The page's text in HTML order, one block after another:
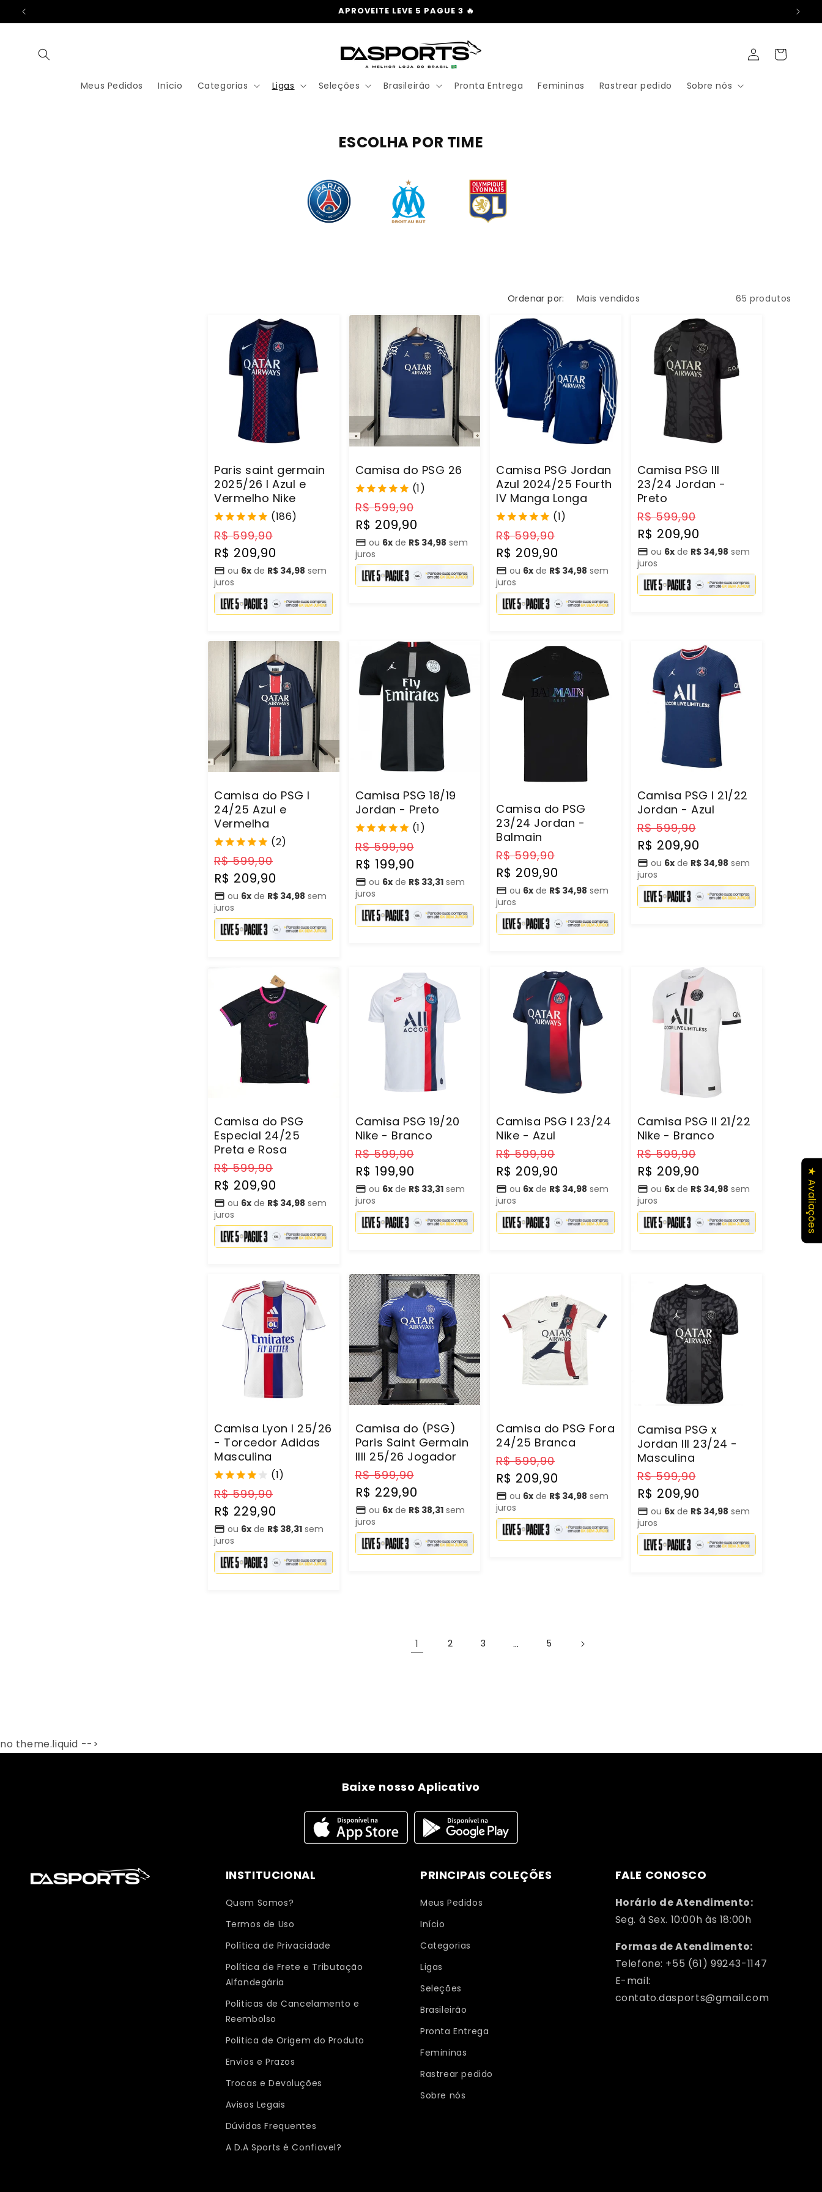
PARA O
CONTEÚDO
APROVEITE LEVE 5 PAGUE 3 🔥
Meus Pedidos Início Categorias Ligas Seleções Brasileirão Pronta Entrega Femininas Rastrear pedido Sobre nós
Fazer
login
Carrinho
ESCOLHA POR TIME
Ordenar por: 65 produtos
Paris saint germain
2025/26 I Azul e
Vermelho Nike
(186)
Preço
normal
R$ 599,90
R$ 209,90
ou 6x de R$ 34,98 sem
juros
Camisa do PSG 26
(1)
Preço
normal
R$ 599,90
R$ 209,90
ou 6xde R$ 34,98 sem
juros
Camisa PSG Jordan
Azul 2024/25 Fourth
IV Manga Longa
(1)
Preço
normal
R$ 599,90
R$ 209,90
ou 6x de R$ 34,98 sem
juros
Camisa PSG III
23/24 Jordan -
Preto
Preço
normal
R$ 599,90
R$ 209,90
ou 6xde R$ 34,98 sem
juros
Camisa do PSG l
24/25 Azul e
Vermelha
(2)
Preço
normal
R$ 599,90
R$ 209,90
ou 6x de R$ 34,98 sem
juros
Camisa PSG 18/19
Jordan - Preto
(1)
Preço
normal
R$ 599,90
R$ 199,90
ou 6xde R$ 33,31sem
juros
Camisa do PSG
23/24 Jordan -
Balmain
Preço
normal
R$ 599,90
R$ 209,90
ou 6x de R$ 34,98 sem
juros
Camisa PSG I 21/22
Jordan - Azul
Preço
normal
R$ 599,90
R$ 209,90
ou 6xde R$ 34,98 sem
juros
Camisa do PSG
Especial 24/25
Preta e Rosa
Preço
normal
R$ 599,90
R$ 209,90
ou 6x de R$ 34,98 sem
juros
Camisa PSG 19/20
Nike - Branco
Preço
normal
R$ 599,90
R$ 199,90
ou 6xde R$ 33,31sem
juros
Camisa PSG I 23/24
Nike - Azul
Preço
normal
R$ 599,90
R$ 209,90
ou 6x de R$ 34,98 sem
juros
Camisa PSG II 21/22
Nike - Branco
Preço
normal
R$ 599,90
R$ 209,90
ou 6xde R$ 34,98 sem
juros
Camisa Lyon I 25/26
- Torcedor Adidas
Masculina
(1)
Preço
normal
R$ 599,90
R$ 229,90
ou 6x de R$ 38,31 sem
juros
Camisa do (PSG)
Paris Saint Germain
IIII 25/26 Jogador
Preço
normal
R$ 599,90
R$ 229,90
ou 6xde R$ 38,31sem
juros
Camisa do PSG Fora
24/25 Branca
Preço
normal
R$ 599,90
R$ 209,90
ou 6x de R$ 34,98 sem
juros
Camisa PSG x
Jordan III 23/24 -
Masculina
Preço
normal
R$ 599,90
R$ 209,90
ou 6xde R$ 34,98 sem
juros
1 2 3 … 5
no theme.liquid -->
Baixe nosso Aplicativo
INSTITUCIONAL
Quem Somos?
Termos de Uso
Política de Privacidade
Política de Frete e Tributação
Alfandegária
Politicas de Cancelamento e
Reembolso
Politica de Origem do Produto
Envios e Prazos
Trocas e Devoluções
Avisos Legais
Dúvidas Frequentes
A D.A Sports é Confiavel?
PRINCIPAIS COLEÇÕES
Meus Pedidos
Início
Categorias
Ligas
Seleções
Brasileirão
Pronta Entrega
Femininas
Rastrear pedido
Sobre nós
FALE CONOSCO
Horário de Atendimento:
Seg. à Sex. 10:00h às 18:00h
Formas de Atendimento:
Telefone: +55 (61) 99243-1147
E-mail:
contato.dasports@gmail.com
★ Avaliações